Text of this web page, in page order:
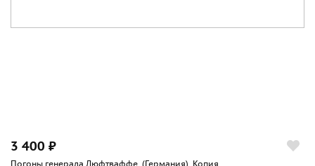
3 400 ₽
Погоны генерала Люфтваффе, (Германия), Копия